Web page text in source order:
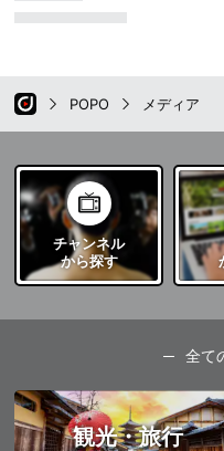
POPO メディア
チャンネル
から探す
全て
観光・旅行